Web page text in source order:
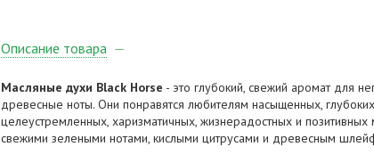
Описание товара
Масляные духи Black Horse - это глубокий, свежий аромат для
древесные ноты. Они понравятся любителям насыщенных,
целеустремленных, харизматичных, жизнерадостных и
свежими зелеными нотами, кислыми цитрусами и древесным